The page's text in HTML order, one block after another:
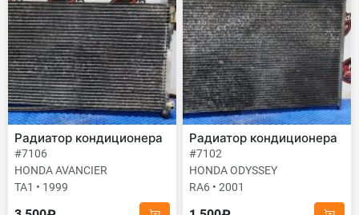
Радиатор кондиционера
#7106
HONDA AVANCIER
TA1 • 1999
Радиатор кондиционера
#7102
HONDA ODYSSEY
RA6 • 2001